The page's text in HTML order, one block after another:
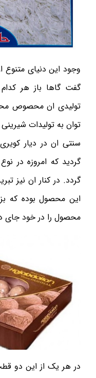
وجود این دنیای متنوع
گفت گاها باز هر
تولیدی ان محصوص
توان به تولیدات
سنتی ان در دیار
گردید که امروزه در
گردد. در کنار ان نیز
این محصول بوده که
محصول را در خود جای
در هر یک از این دو